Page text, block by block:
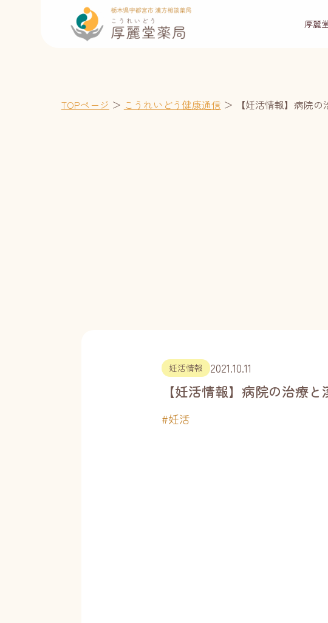
厚麗
TOPページ ＞ こうれいどう健康通信 ＞ 【妊活情報】病院
妊活情報 2021.10.11
【妊活情報】病院の治療
#妊活